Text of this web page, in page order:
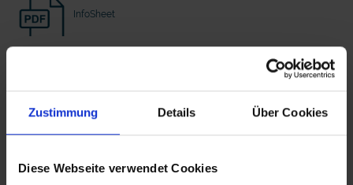
Zustimmung Details Über Cookies
Diese Webseite verwendet Cookies
mit epd Text
epd erklärt: Tag der Arbeit
InfoSheet